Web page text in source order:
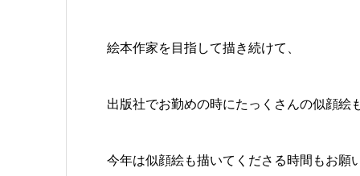
絵本作家を目指して描き続けて、
出版社でお勤めの時にたっくさんの似顔絵
今年は似顔絵も描いてくださる時間もお願